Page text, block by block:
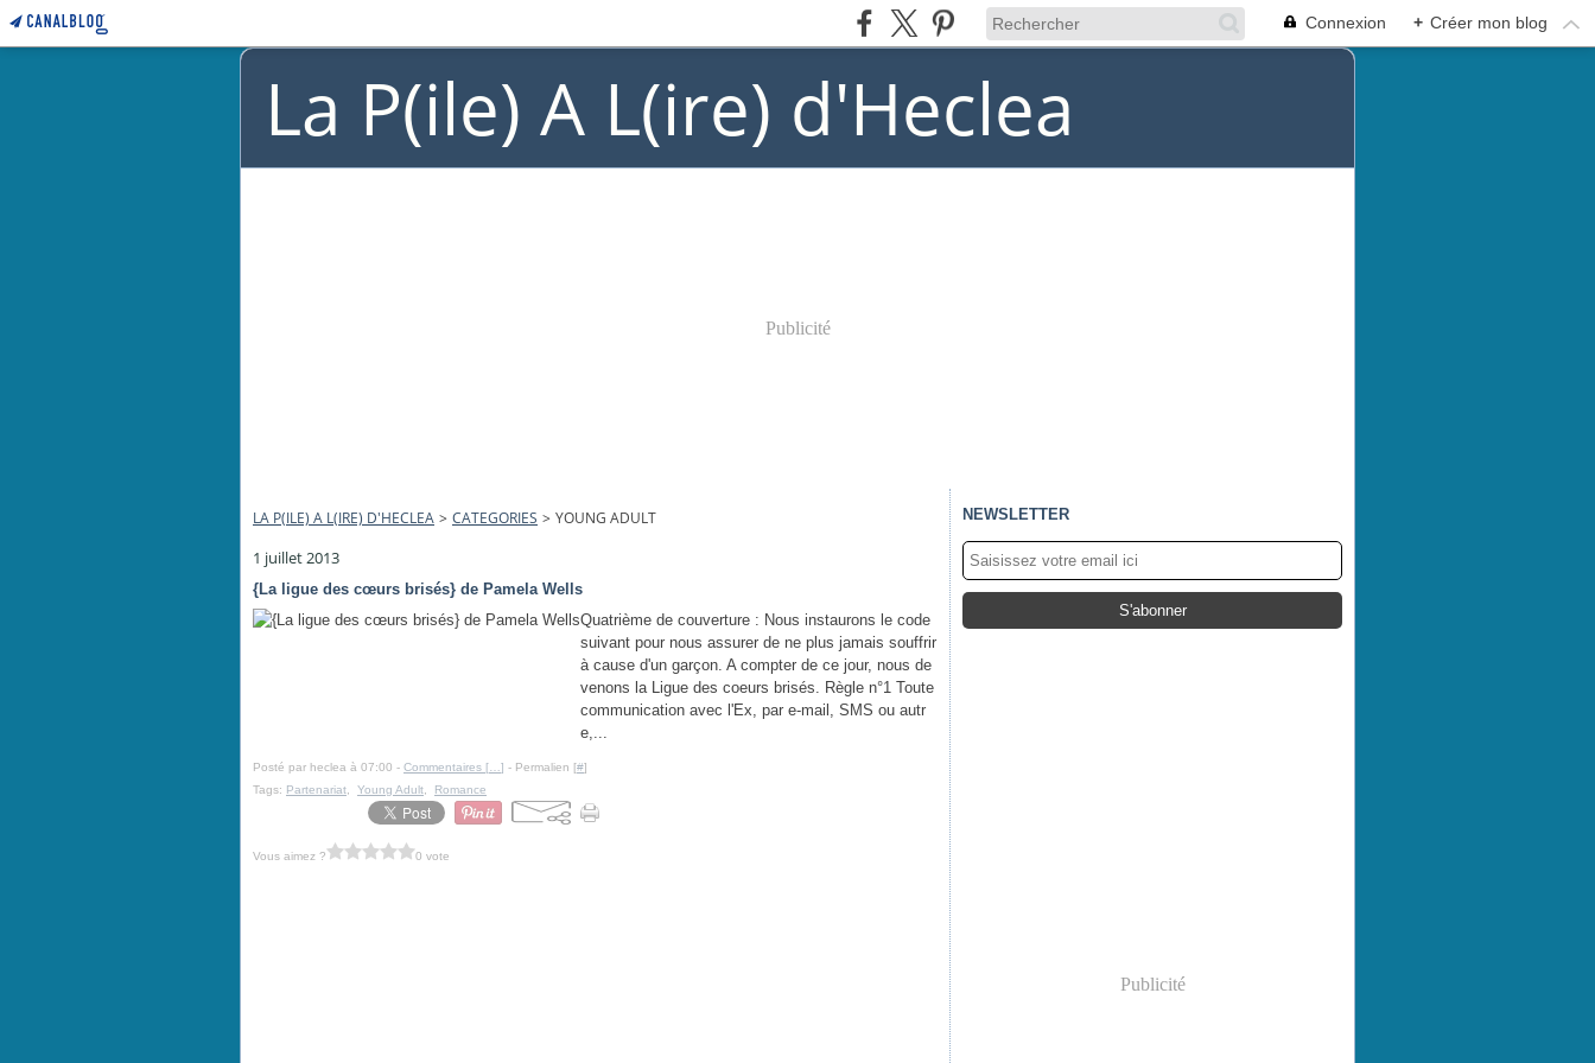
Connexion + Créer mon blog
La P(ile) A L(ire) d'Heclea
Publicité
LA P(ILE) A L(IRE) D'HECLEA > CATEGORIES > YOUNG ADULT
1 juillet 2013
{La ligue des cœurs brisés} de Pamela Wells
Quatrième de couverture : Nous instaurons le code
suivant pour nous assurer de ne plus jamais souffrir
à cause d'un garçon. A compter de ce jour, nous de
venons la Ligue des coeurs brisés. Règle n°1 Toute
communication avec l'Ex, par e-mail, SMS ou autr
e,...
Posté par heclea à 07:00 - Commentaires [ ] - Permalien [#]
Tags: Partenariat Young Adult Romance
Vous aimez ? 0 vote
NEWSLETTER
Publicité